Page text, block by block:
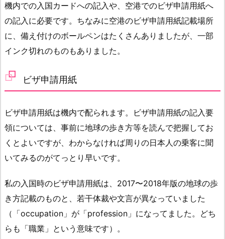
機内での入国カードへの記入や、空港でのビザ申請用紙へ
の記入に必要です。ちなみに空港のビザ申請用紙記載場所
に、備え付けのボールペンはたくさんありましたが、一部
インク切れのものもありました。
ビザ申請用紙
ビザ申請用紙は機内で配られます。ビザ申請用紙の記入要
領については、事前に地球の歩き方等を読んで把握してお
くとよいですが、わからなければ周りの日本人の乗客に聞
いてみるのがてっとり早いです。
私の入国時のビザ申請用紙は、2017〜2018年版の地球の歩
き方記載のものと、若干体裁や文言が異なっていました
（「occupation」が「profession」になってました。どち
らも「職業」という意味です）。